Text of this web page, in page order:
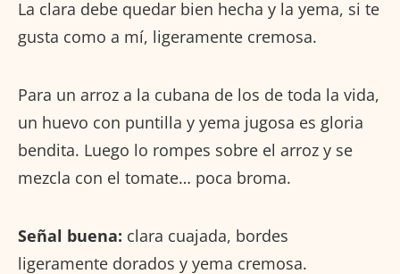
La clara debe quedar bien hecha y la yema, si te
gusta como a mí, ligeramente cremosa.
Para un arroz a la cubana de los de toda la vida,
un huevo con puntilla y yema jugosa es gloria
bendita. Luego lo rompes sobre el arroz y se
mezcla con el tomate… poca broma.
Señal buena: clara cuajada, bordes
ligeramente dorados y yema cremosa.